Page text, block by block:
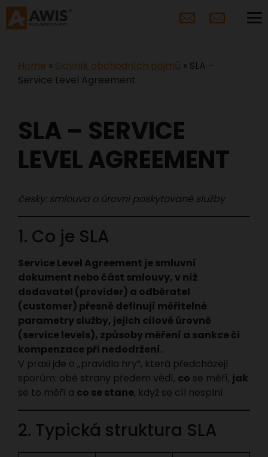
Home » Slovník obchodních pojmů » SLA –
Service Level Agreement
SLA – SERVICE
LEVEL AGREEMENT
česky: smlouva o úrovni poskytované služby
1. Co je SLA
Service Level Agreement je smluvní
dokument nebo část smlouvy, v níž
dodavatel (provider) a odběratel
(customer) přesně definují měřitelné
parametry služby, jejich cílové úrovně
(service levels), způsoby měření a sankce či
kompenzace při nedodržení.
V praxi jde o „pravidla hry“, která předcházejí
sporům: obě strany předem vědí, co se měří, jak
se to měří a co se stane, když se cíl nesplní.
2. Typická struktura SLA